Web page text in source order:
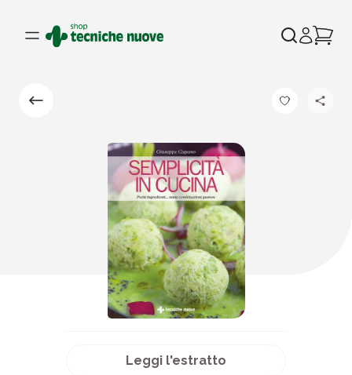
Leggi l'estratto